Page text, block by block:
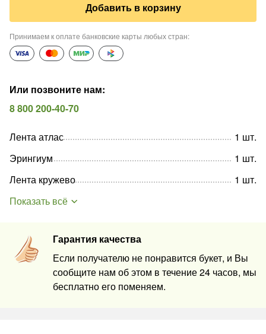
Добавить в корзину
Принимаем к оплате банковские карты любых стран:
Или позвоните нам:
8 800 200-40-70
Гарантия качества
Если получателю не понравится букет, и Вы
сообщите нам об этом в течение 24 часов, мы
бесплатно его поменяем.
Лента атлас 1 шт.
Эрингиум
1 шт.
Лента кружево
1 шт.
Показать всё